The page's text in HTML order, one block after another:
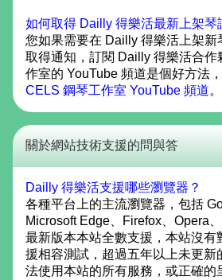
如何取得 Dailly 得樂活最新上架琴
您如果需要在 Dailly 得樂活上架新
取得通知，訂閱 Dailly 得樂活合作
作室的 YouTube 頻道是個好方法，
CELS 鋼琴工作室 YouTube 頻道。
關於網站技術支援的問與答
Dailly 得樂活支援哪些瀏覽器？
各種平台上的主流瀏覽器，包括
Microsoft Edge、Firefox、Opera
最新版本本站全數支援，本站沒有
援相容測試，超過五年以上未更新
法使用本站的所有服務，或正確的